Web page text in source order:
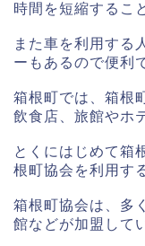
時間を短縮するこ
また車を利用する
ーもあるので便利
箱根町では、箱根
飲食店、旅館やホ
とくにはじめて箱
根町協会を利用す
箱根町協会は、多
館などが加盟して